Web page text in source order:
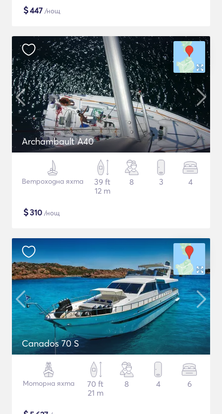
$447 /нощ
Archambault A40
Ветроходна яхта
39 ft
12 m
8 3 4
$310 /нощ
Canados 70 S
Моторна яхта
70 ft
21 m
8 4 6